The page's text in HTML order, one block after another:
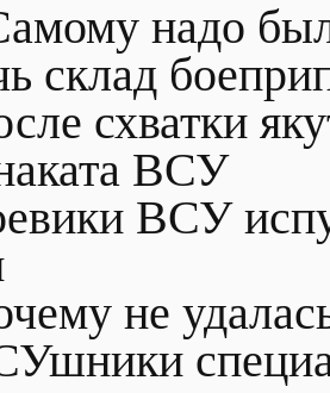
надо
склад
схватки
ВСУ
ВСУ
не